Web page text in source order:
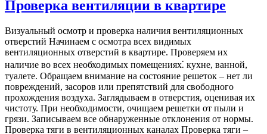
Проверка вентиляции в квартире
Визуальный осмотр и проверка наличия вентиляционных
отверстий Начинаем с осмотра всех видимых
вентиляционных отверстий в квартире. Проверяем их
наличие во всех необходимых помещениях⁚ кухне, ванной,
туалете. Обращаем внимание на состояние решеток – нет ли
повреждений, засоров или препятствий для свободного
прохождения воздуха. Заглядываем в отверстия, оценивая их
чистоту. При необходимости, очищаем решетки от пыли и
грязи. Записываем все обнаруженные отклонения от нормы.
Проверка тяги в вентиляционных каналах Проверка тяги –